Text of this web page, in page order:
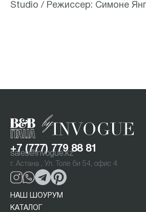
Studio / Режиссер: Симоне Янг
+7 (777) 779 88 81
sales@invogue.kz
г. Астана , Ул. Толе би 54, офис 4
НАШ ШОУРУМ
КАТАЛОГ